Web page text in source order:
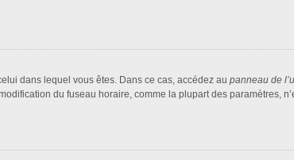
dans lequel vous êtes. Dans ce cas, accédez au panneau de
du fuseau horaire, comme la plupart des paramètres,